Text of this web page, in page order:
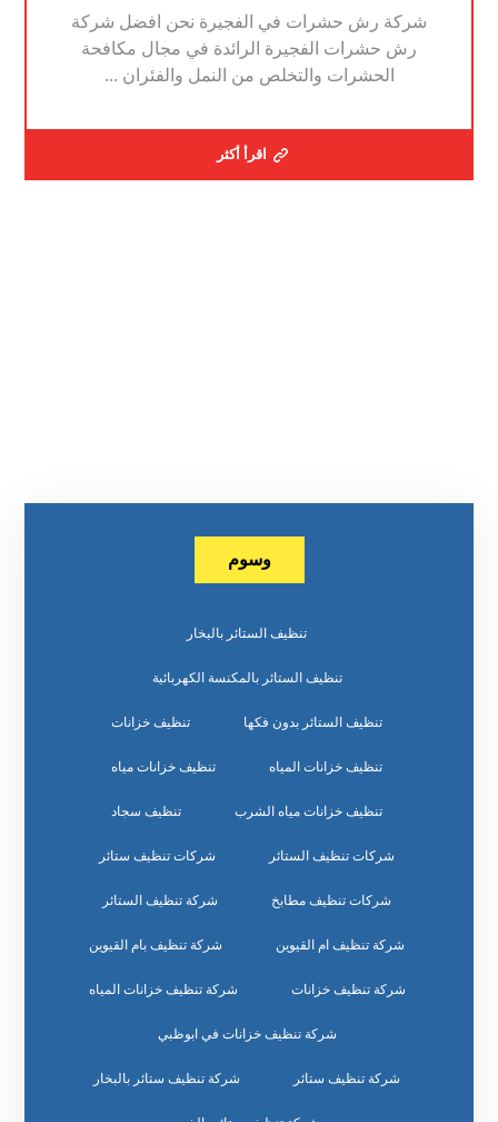
شركة رش حشرات في الفجيرة نحن افضل شركة
رش حشرات الفجيرة الرائدة في مجال مكافحة
الحشرات والتخلص من النمل والفئران ...
اقرأ أكثر
وسوم
تنظيف الستائر بالبخار
تنظيف الستائر بالمكنسة الكهربائية
تنظيف الستائر بدون فكها تنظيف خزانات
تنظيف خزانات المياه تنظيف خزانات مياه
تنظيف خزانات مياه الشرب تنظيف سجاد
شركات تنظيف الستائر شركات تنظيف ستائر
شركات تنظيف مطابخ شركة تنظيف الستائر
شركة تنظيف ام القيوين شركة تنظيف بام القيوين
شركة تنظيف خزانات شركة تنظيف خزانات المياه
شركة تنظيف خزانات في ابوظبي
شركة تنظيف ستائر شركة تنظيف ستائر بالبخار